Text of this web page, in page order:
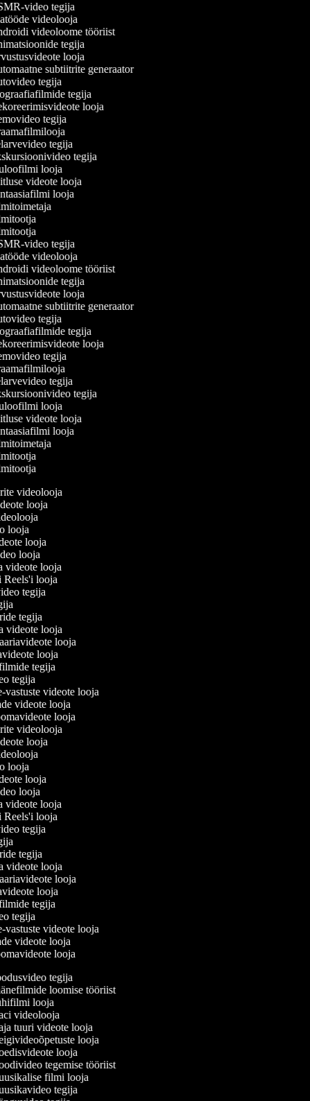
video tegija
videolooja
videoloome tööriist
tegija
looja
subtiitrite generaator
tegija
tegija
looja
tegija
tegija
tegija
looja
videote looja
looja
video tegija
videolooja
videoloome tööriist
tegija
looja
subtiitrite generaator
tegija
tegija
looja
tegija
tegija
tegija
looja
videote looja
looja
videolooja
looja
looja
looja
looja
videote looja
Reels'i looja
tegija
tegija
videote looja
looja
looja
tegija
tegija
vastuste videote looja
videote looja
looja
videolooja
looja
looja
looja
looja
videote looja
Reels'i looja
tegija
tegija
videote looja
looja
looja
tegija
tegija
vastuste videote looja
videote looja
looja
tegija
loomise tööriist
looja
videolooja
tuuri videote looja
looja
looja
tegemise tööriist
filmi looja
tegija